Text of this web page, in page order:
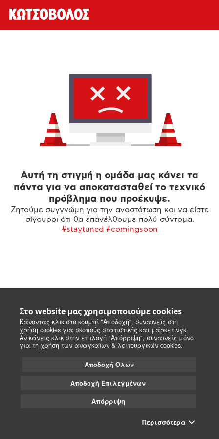
Στο website μας χρησιμοποιούμε cookies
Κάνοντας κλικ στο κουμπί "Αποδοχή", συναινείς στη
χρήση cookies για σκοπούς στατιστικής και μάρκετινγκ.
Αν κάνεις κλικ στην επιλογή "Απόρριψη", συναινείς μόνο
για τη χρήση των αναγκαίων & λειτουργικών cookies.
Αποδοχή Όλων
Αποδοχή Επιλεγμένων
Απόρριψη
Περισσότερα
Αυτή τη στιγμή η ομάδα μας κάνει τα
πάντα για να αποκατασταθεί το τεχνικό
πρόβλημα που προέκυψε.
Ζητούμε συγγνώμη για την αναστάτωση και να είστε
σίγουροι ότι θα επανέλθουμε πολύ σύντομα.
#staytuned #comingsoon